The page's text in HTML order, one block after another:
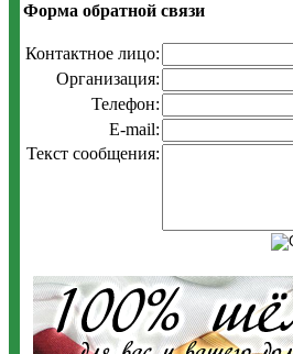
Форма обратной связи
Контактное лицо:
Организация:
Телефон:
E-mail:
Текст сообщения: